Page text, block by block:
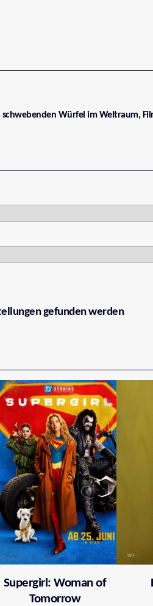
Würfel im Weltraum,
gefunden werden
Supergirl: Woman of
Tomorrow